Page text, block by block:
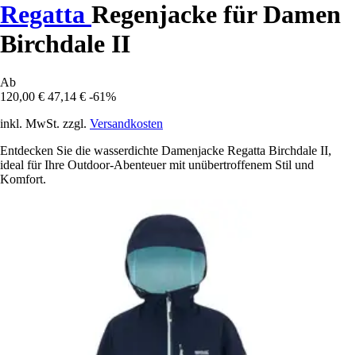
Regatta Regenjacke für Damen
Birchdale II
Ab
120,00 € 47,14 € -61%
inkl. MwSt. zzgl. Versandkosten
Entdecken Sie die wasserdichte Damenjacke Regatta Birchdale II,
ideal für Ihre Outdoor-Abenteuer mit unübertroffenem Stil und
Komfort.